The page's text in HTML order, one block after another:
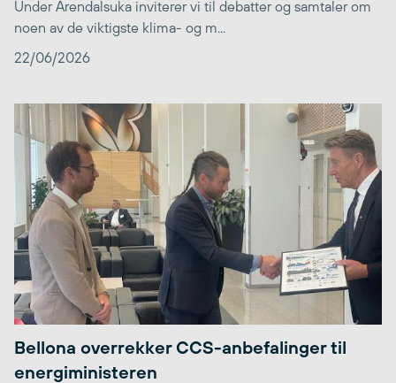
Under Arendalsuka inviterer vi til debatter og samtaler om
noen av de viktigste klima- og m...
22/06/2026
Bellona overrekker CCS-anbefalinger til
energiministeren